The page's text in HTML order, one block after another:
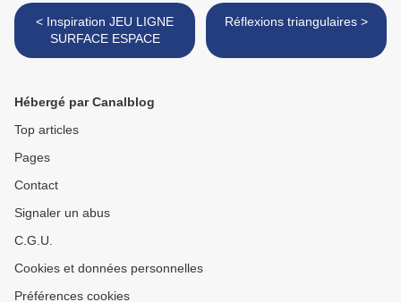
< Inspiration JEU LIGNE
SURFACE ESPACE
Réflexions triangulaires >
Hébergé par Canalblog
Top articles
Pages
Contact
Signaler un abus
C.G.U.
Cookies et données personnelles
Préférences cookies